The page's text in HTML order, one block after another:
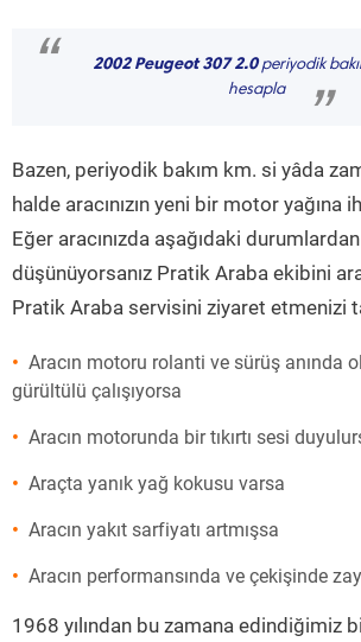
“ 2002 Peugeot 307 2.0periyodik
hesapla
”
Bazen, periyodik bakım km. si yâda
halde aracınızın yeni bir motor yağına
Eğer aracınızda aşağıdaki durumlardan
düşünüyorsanız Pratik Araba ekibini
Pratik Araba servisini ziyaret etmenizi
Aracın motoru rolanti ve sürüş anında
gürültülü çalışıyorsa
Aracın motorunda bir tıkırtı sesi
Araçta yanık yağ kokusu varsa
Aracın yakıt sarfiyatı artmışsa
Aracın performansında ve çekişinde
1968 yılından bu zamana edindiğimiz